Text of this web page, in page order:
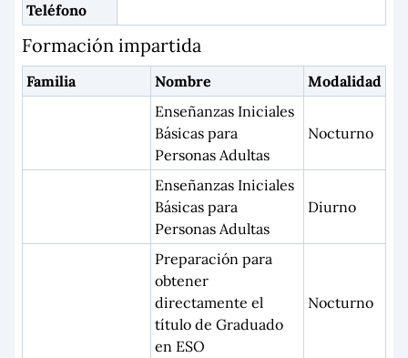
Teléfono
Formación impartida
Familia Nombre
Modalidad
Enseñanzas Iniciales
Básicas para
Personas Adultas
Nocturno
Enseñanzas Iniciales
Básicas para
Personas Adultas
Diurno
Preparación para
obtener
directamente el
título de Graduado
en ESO
Nocturno